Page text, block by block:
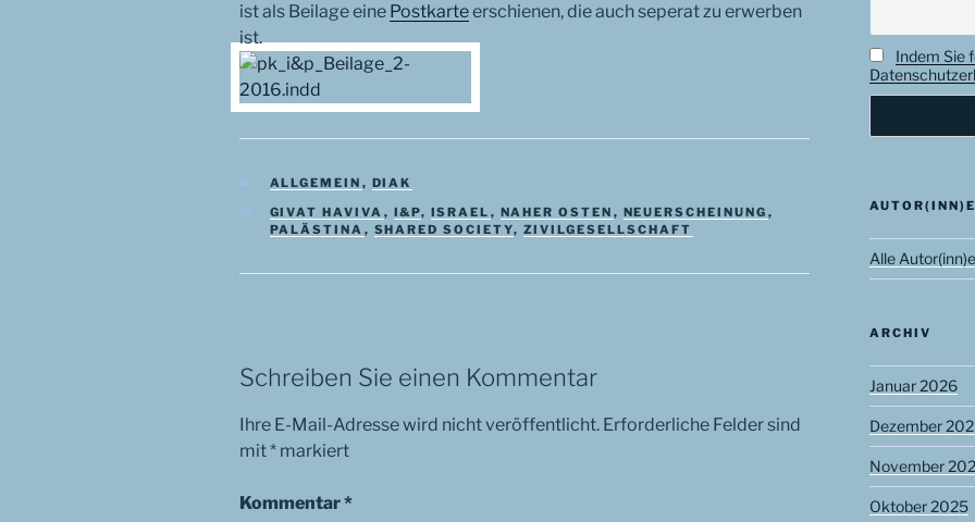
ist als Beilage eine Postkarteerschienen, die auch seperat zu erwerben
ist.
KATEGORIEN
ALLGEMEIN , DIAK
SCHLAGWÖRTER
GIVAT HAVIVA , I&P, ISRAEL , NAHER OSTEN , NEUERSCHEINUNG ,
PALÄSTINA , SHARED SOCIETY, ZIVILGESELLSCHAFT
Schreiben Sie einen Kommentar
Ihre E-Mail-Adresse wird nicht veröffentlicht. Erforderliche Felder sind
mit* markiert
Kommentar*
Indem Sie
Alle
ARCHIV
Januar 2026
Dezember
November
Oktober 2025